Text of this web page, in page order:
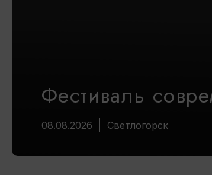
Фестиваль
08.08.2026 Светлогорск